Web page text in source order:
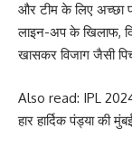
और टीम के लिए अच्छा
लाइन-अप के खिलाफ,
खासकर विजाग जैसी
Also read: IPL
हार हार्दिक पंड्या की